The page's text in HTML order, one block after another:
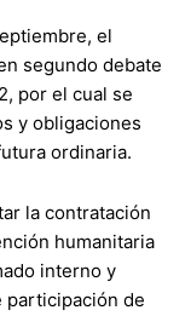
el
segundo debate
por el cual se
y obligaciones
ordinaria.
la contratación
humanitaria
interno y
participación de